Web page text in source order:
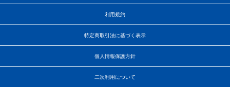
利用規約
特定商取引法に基づく表示
個人情報保護方針
二次利用について